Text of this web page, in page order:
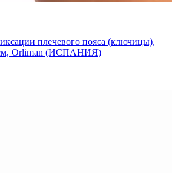
плечевого пояса (ключицы),
Orliman (ИСПАНИЯ)